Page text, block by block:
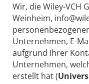
Wir, die Wiley-VCH
Weinheim,
Unternehmen, E-
aufgrund Ihrer
Unternehmen,
erstellt hat (